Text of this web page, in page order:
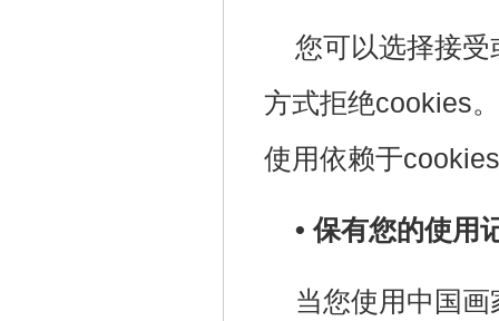
您可以选择接
方式拒绝cookies
使用依赖于
• 保有您的使用
当您使用中国